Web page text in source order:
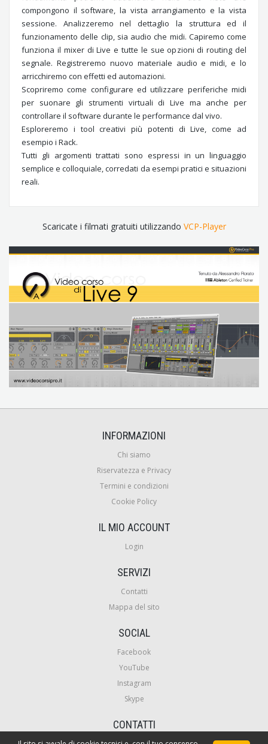
compongono il software, la vista arrangiamento e la vista
sessione. Analizzeremo nel dettaglio la struttura ed il
funzionamento delle clip, sia audio che midi. Capiremo come
funziona il mixer di Live e tutte le sue opzioni di routing del
segnale. Registreremo nuovo materiale audio e midi, e lo
arricchiremo con effetti ed automazioni.
Scopriremo come configurare ed utilizzare periferiche midi
per suonare gli strumenti virtuali di Live ma anche per
controllare il software durante le performance dal vivo.
Esploreremo i tool creativi più potenti di Live, come ad
esempio i Rack.
Tutti gli argomenti trattati sono espressi in un linguaggio
semplice e colloquiale, corredati da esempi pratici e situazioni
reali.
Scaricate i filmati gratuiti utilizzando VCP-Player
INFORMAZIONI
Chi siamo
Riservatezza e Privacy
Termini e condizioni
Cookie Policy
IL MIO ACCOUNT
Login
SERVIZI
Contatti
Mappa del sito
SOCIAL
Facebook
YouTube
Instagram
Skype
CONTATTI